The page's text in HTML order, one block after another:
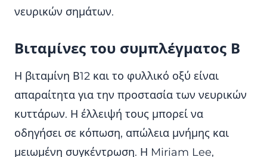
νευρικών σημάτων.
Βιταμίνες του συμπλέγματος Β
Η βιταμίνη Β12 και το φυλλικό οξύ είναι
απαραίτητα για την προστασία των νευρικών
κυττάρων. Η έλλειψή τους μπορεί να
οδηγήσει σε κόπωση, απώλεια μνήμης και
μειωμένη συγκέντρωση. Η Miriam Lee,